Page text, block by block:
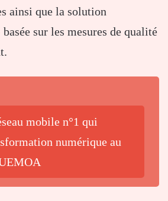
ainsi que la solution
sur les mesures de qualité
mobile n°1 qui
numérique au